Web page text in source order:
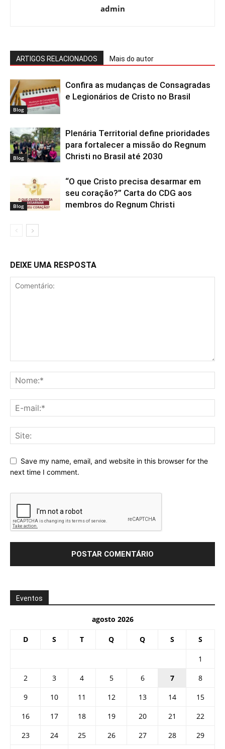
admin
ARTIGOS RELACIONADOS Mais do autor
Blog
Confira as mudanças de Consagradas
e Legionários de Cristo no Brasil
Blog
Plenária Territorial define prioridades
para fortalecer a missão do Regnum
Christi no Brasil até 2030
Blog
“O que Cristo precisa desarmar em
seu coração?” Carta do CDG aos
membros do Regnum Christi
DEIXE UMA RESPOSTA
Save my name, email, and website in this browser for the
next time I comment.
Eventos
agosto 2026
D S T Q Q S S
1
2
3 4 5 6 7
8
9
10 11 12 13 14
15
16
17 18 19 20 21
22
23
24 25 26 27 28
29